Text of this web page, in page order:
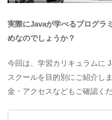
実際にJavaが学べるプログラ
めなのでしょうか？
今回は、学習カリキュラムに
スクールを目的別にご紹介し
金・アクセスなどもご確認くだ